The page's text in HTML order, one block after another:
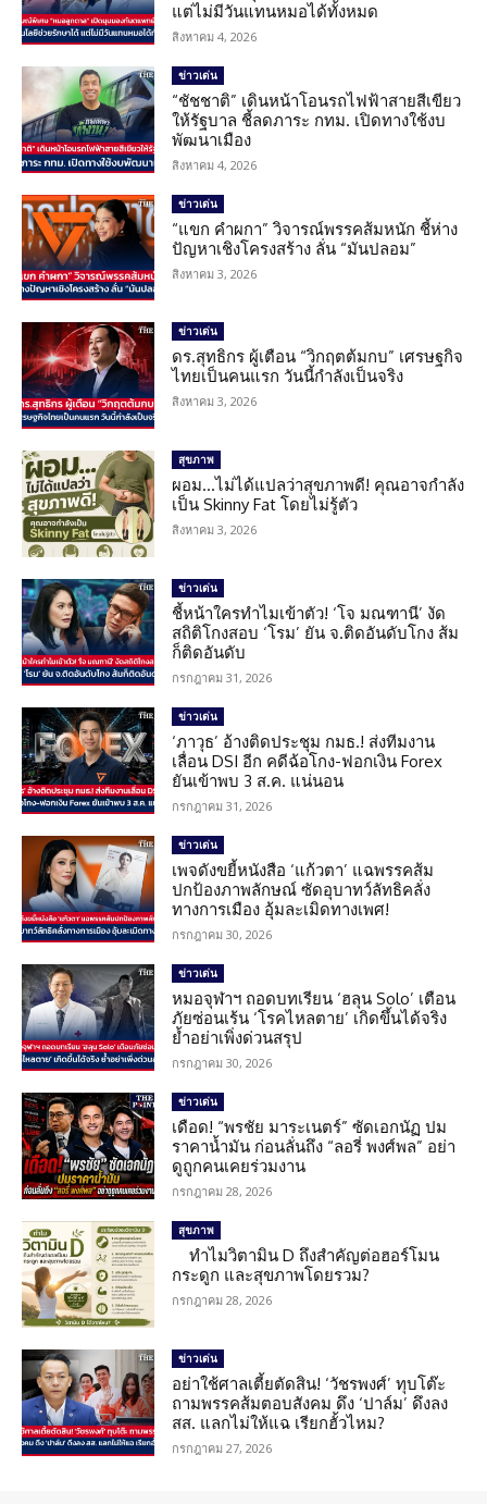
แต่ไม่มีวันแทนหมอได้ทั้งหมด
สิงหาคม 4, 2026
ข่าวเด่น
“ชัชชาติ” เดินหน้าโอนรถไฟฟ้าสายสีเขียว
ให้รัฐบาล ชี้ลดภาระ กทม. เปิดทางใช้งบ
พัฒนาเมือง
สิงหาคม 4, 2026
ข่าวเด่น
“แขก คำผกา” วิจารณ์พรรคส้มหนัก ชี้ห่าง
ปัญหาเชิงโครงสร้าง ลั่น “มันปลอม”
สิงหาคม 3, 2026
ข่าวเด่น
ดร.สุทธิกร ผู้เตือน “วิกฤตต้มกบ” เศรษฐกิจ
ไทยเป็นคนแรก วันนี้กำลังเป็นจริง
สิงหาคม 3, 2026
สุขภาพ
ผอม…ไม่ได้แปลว่าสุขภาพดี! คุณอาจกำลัง
เป็น Skinny Fat โดยไม่รู้ตัว
สิงหาคม 3, 2026
ข่าวเด่น
ชี้หน้าใครทำไมเข้าตัว! ‘โจ มณฑานี’ งัด
สถิติโกงสอบ ‘โรม’ ยัน จ.ติดอันดับโกง ส้ม
ก็ติดอันดับ
กรกฎาคม 31, 2026
ข่าวเด่น
‘ภาวุธ’ อ้างติดประชุม กมธ.! ส่งทีมงาน
เลื่อน DSI อีก คดีฉ้อโกง-ฟอกเงิน Forex
ยันเข้าพบ 3 ส.ค. แน่นอน
กรกฎาคม 31, 2026
ข่าวเด่น
เพจดังขยี้หนังสือ ‘แก้วตา’ แฉพรรคส้ม
ปกป้องภาพลักษณ์ ซัดอุบาทว์ลัทธิคลั่ง
ทางการเมือง อุ้มละเมิดทางเพศ!
กรกฎาคม 30, 2026
ข่าวเด่น
หมอจุฬาฯ ถอดบทเรียน ‘ฮลุน Solo’ เตือน
ภัยซ่อนเร้น ‘โรคไหลตาย’ เกิดขึ้นได้จริง
ย้ำอย่าเพิ่งด่วนสรุป
กรกฎาคม 30, 2026
ข่าวเด่น
เดือด! “พรชัย มาระเนตร์” ซัดเอกนัฏ ปม
ราคาน้ำมัน ก่อนลั่นถึง “ลอรี่ พงศ์พล” อย่า
ดูถูกคนเคยร่วมงาน
กรกฎาคม 28, 2026
สุขภาพ
ทำไมวิตามิน D ถึงสำคัญต่อฮอร์โมน
กระดูก และสุขภาพโดยรวม?
กรกฎาคม 28, 2026
ข่าวเด่น
อย่าใช้ศาลเตี้ยตัดสิน! ‘วัชรพงศ์’ ทุบโต๊ะ
ถามพรรคส้มตอบสังคม ดึง ‘ปาล์ม’ ดึงลง
สส. แลกไม่ให้แฉ เรียกฮั้วไหม?
กรกฎาคม 27, 2026